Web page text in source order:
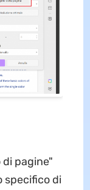
pagine"
specifico di